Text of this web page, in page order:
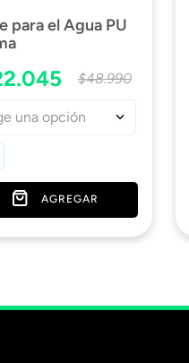
para el Agua PU
.045 $48.990
una opción
AGREGAR